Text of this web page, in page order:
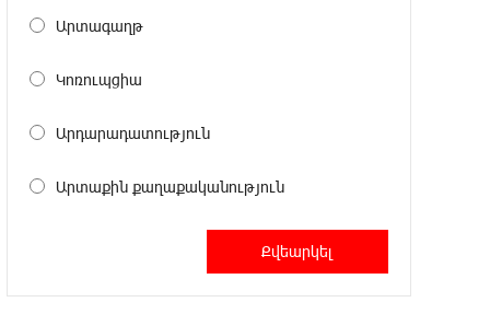
Փրկարարները հայտանաբերել են
ԼՀԿ-ն պահանջում է դադարեցնել
դեմ քրեական հետապնդումը
Սարյան փողոցի բնակարաններից
Արտագաղթ
Կոռուպցիա
Արդարադատություն
Արտաքին քաղաքականություն